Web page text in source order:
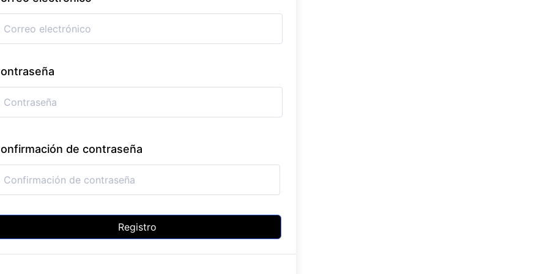
de contraseña
Registro